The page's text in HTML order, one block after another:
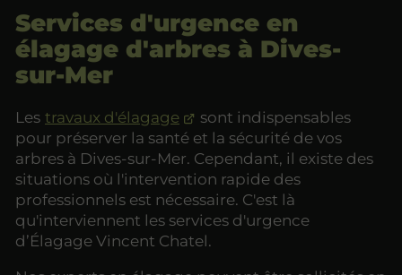
Services d'urgence en
élagage d'arbres à Dives-
sur-Mer
Les travaux d'élagage
sont indispensables
pour préserver la santé et la sécurité de vos
arbres à Dives-sur-Mer. Cependant, il existe des
situations où l'intervention rapide des
professionnels est nécessaire. C'est là
qu'interviennent les services d'urgence
d’Élagage Vincent Chatel.